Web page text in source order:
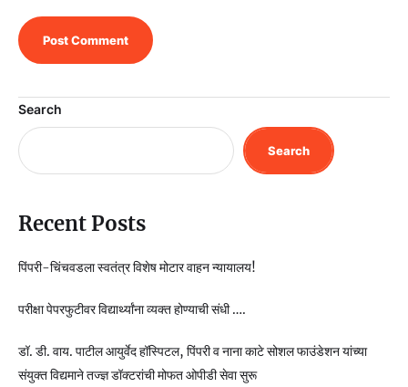
Search
Search
Recent Posts
पिंपरी-चिंचवडला स्वतंत्र विशेष मोटार वाहन न्यायालय!
परीक्षा पेपरफुटीवर विद्यार्थ्यांना व्यक्त होण्याची संधी ….
डॉ. डी. वाय. पाटील आयुर्वेद हॉस्पिटल, पिंपरी व नाना काटे सोशल फाउंडेशन यांच्या
संयुक्त विद्यमाने तज्ज्ञ डॉक्टरांची मोफत ओपीडी सेवा सुरू